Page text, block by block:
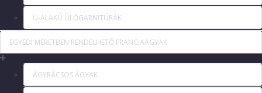
U-ALAKÚ ÜLŐGARNITÚRÁK
EGYEDI MÉRETBEN RENDELHETŐ FRANCIAÁGYAK
ÁGYRÁCSOS ÁGYAK